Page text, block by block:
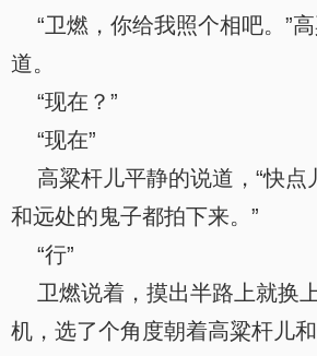
“卫燃，你给我照个相吧。”
道。
“现在？”
“现在”
高粱杆儿平静的说道，“快点
和远处的鬼子都拍下来。”
“行”
卫燃说着，摸出半路上就换
机，选了个角度朝着高粱杆儿